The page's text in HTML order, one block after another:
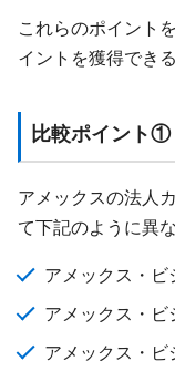
これらのポイント
イントを獲得でき
比較ポイント①
アメックスの法人
て下記のように異
アメックス・ビ
アメックス・ビ
アメックス・